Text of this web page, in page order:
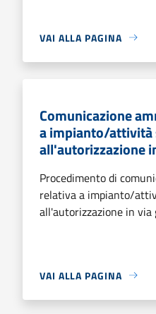
VAI ALLA PAGINA
Comunicazione
a impianto/attività
all'autorizzazione
Procedimento di
relativa a impianto/
all'autorizzazione in via
VAI ALLA PAGINA